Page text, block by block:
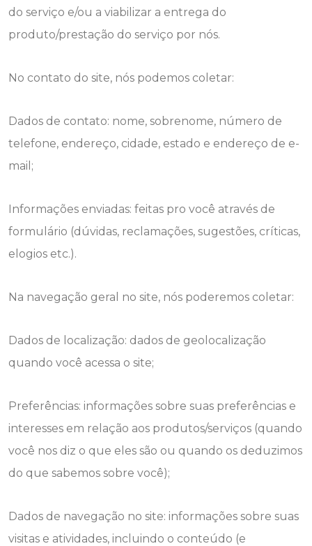
do serviço e/ou a viabilizar a entrega do
produto/prestação do serviço por nós.
No contato do site, nós podemos coletar:
Dados de contato: nome, sobrenome, número de
telefone, endereço, cidade, estado e endereço de e-
mail;
Informações enviadas: feitas pro você através de
formulário (dúvidas, reclamações, sugestões, críticas,
elogios etc.).
Na navegação geral no site, nós poderemos coletar:
Dados de localização: dados de geolocalização
quando você acessa o site;
Preferências: informações sobre suas preferências e
interesses em relação aos produtos/serviços (quando
você nos diz o que eles são ou quando os deduzimos
do que sabemos sobre você);
Dados de navegação no site: informações sobre suas
visitas e atividades, incluindo o conteúdo (e